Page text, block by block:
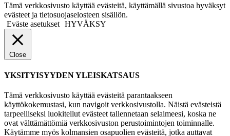
Tämä verkkosivusto käyttää evästeitä, käyttämällä sivustoa hyväksyt
evästeet ja tietosuojaselosteen sisällön.
Eväste asetukset HYVÄKSY
Close
YKSITYISYYDEN YLEISKATSAUS
Tämä verkkosivusto käyttää evästeitä parantaakseen
käyttökokemustasi, kun navigoit verkkosivustolla. Näistä evästeistä
tarpeelliseksi luokitellut evästeet tallennetaan selaimeesi, koska ne
ovat välttämättömiä verkkosivuston perustoimintojen toiminnalle.
Käytämme myös kolmansien osapuolien evästeitä, jotka auttavat